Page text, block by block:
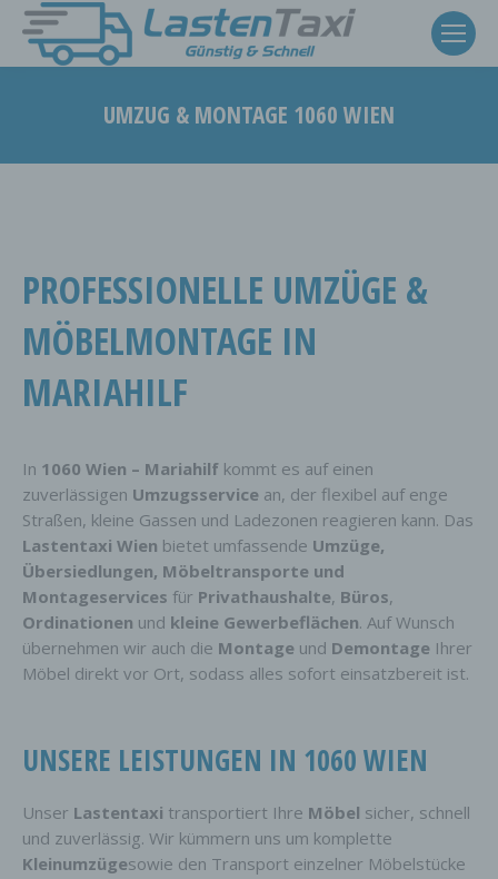
UMZUG & MONTAGE 1060 WIEN
PROFESSIONELLE UMZÜGE &
MÖBELMONTAGE IN
MARIAHILF
In 1060 Wien – Mariahilf kommt es auf einen
zuverlässigen Umzugsservice an, der flexibel auf enge
Straßen, kleine Gassen und Ladezonen reagieren kann. Das
Lastentaxi Wien bietet umfassende Umzüge,
Übersiedlungen, Möbeltransporte und
Montageservices für Privathaushalte, Büros,
Ordinationen und kleine Gewerbeflächen. Auf Wunsch
übernehmen wir auch die Montage und Demontage Ihrer
Möbel direkt vor Ort, sodass alles sofort einsatzbereit ist.
UNSERE LEISTUNGEN IN 1060 WIEN
Unser Lastentaxi transportiert Ihre Möbel sicher, schnell
und zuverlässig. Wir kümmern uns um komplette
Kleinumzügesowie den Transport einzelner Möbelstücke